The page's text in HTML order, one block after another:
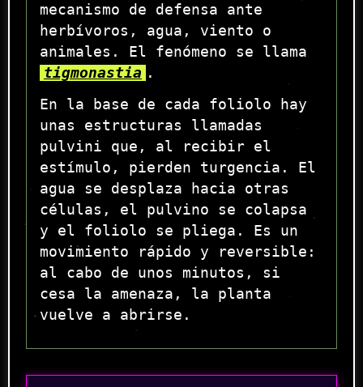
mecanismo de defensa ante
herbívoros, agua, viento o
animales. El fenómeno se llama
tigmonastia .
En la base de cada foliolo hay
unas estructuras llamadas
pulvini que, al recibir el
estímulo, pierden turgencia. El
agua se desplaza hacia otras
células, el pulvino se colapsa
y el foliolo se pliega. Es un
movimiento rápido y reversible:
al cabo de unos minutos, si
cesa la amenaza, la planta
vuelve a abrirse.